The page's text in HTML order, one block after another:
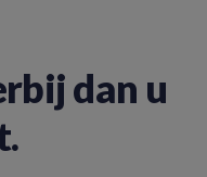
dan u